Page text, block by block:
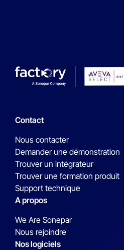
Contact
Nous contacter
Demander une démonstration
Trouver un intégrateur
Trouver une formation produit
Support technique
A propos
We Are Sonepar
Nous rejoindre
Nos logiciels